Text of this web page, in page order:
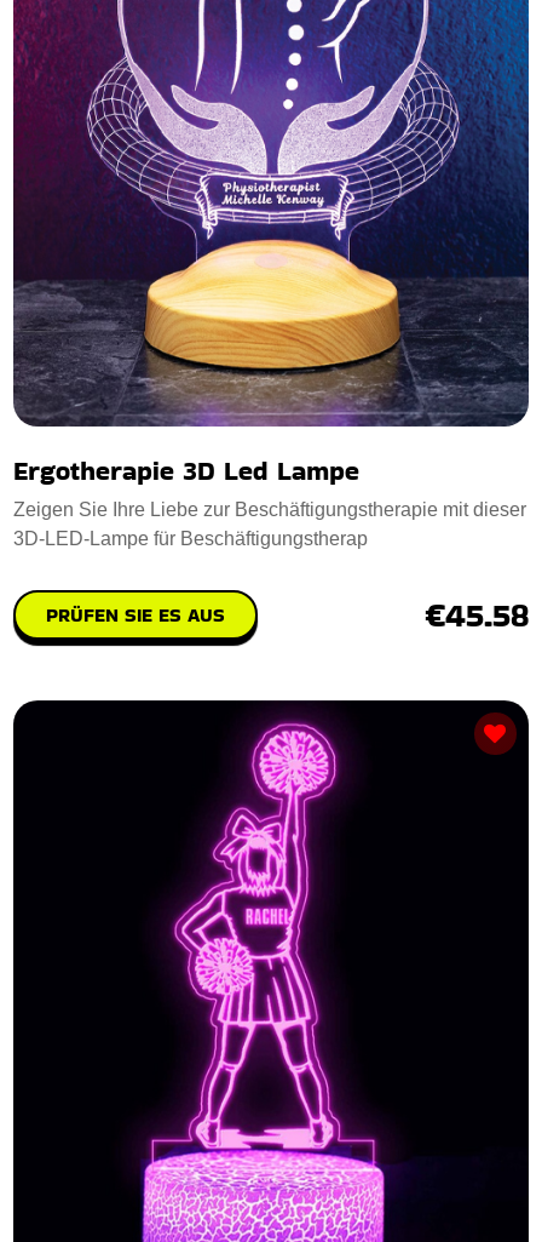
Ergotherapie 3D Led Lampe
Zeigen Sie Ihre Liebe zur Beschäftigungstherapie mit dieser
3D-LED-Lampe für Beschäftigungstherap
PRÜFEN SIE ES AUS €45.58